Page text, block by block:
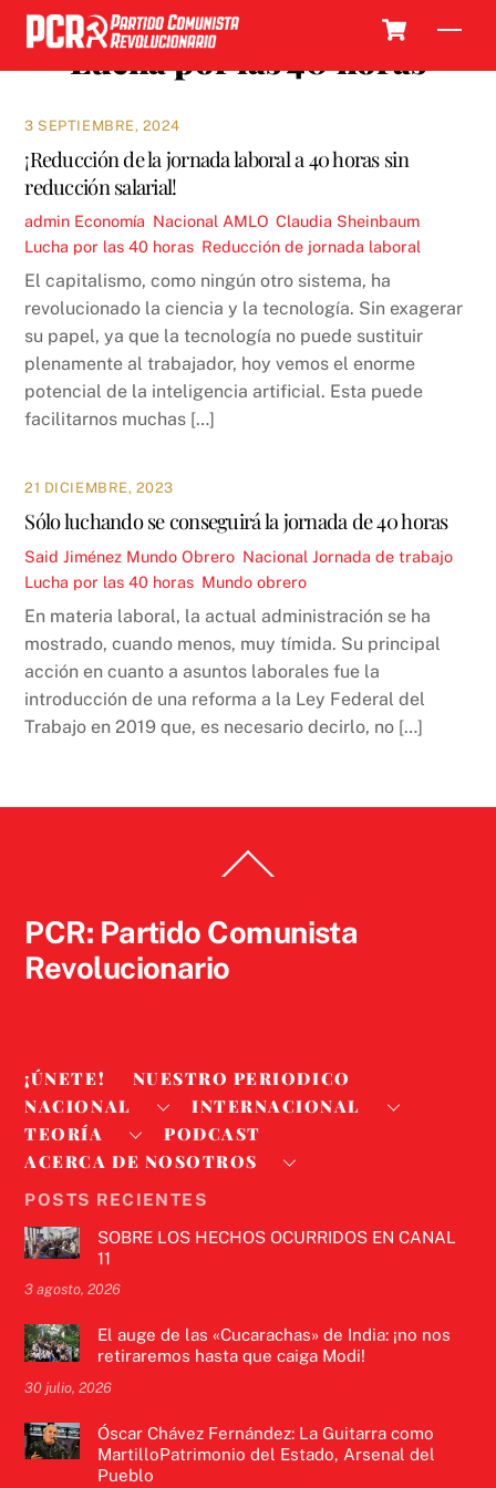
Skip
content Lucha por las 40 horas
3 SEPTIEMBRE, 2024
¡Reducción de la jornada laboral a 40 horas sin
reducción salarial!
admin Economía Nacional AMLO ,Claudia Sheinbaum
Lucha por las 40 horas Reducción de jornada laboral
El capitalismo, como ningún otro sistema, ha
revolucionado la ciencia y la tecnología. Sin exagerar
su papel, ya que la tecnología no puede sustituir
plenamente al trabajador, hoy vemos el enorme
potencial de la inteligencia artificial. Esta puede
facilitarnos muchas […]
21 DICIEMBRE, 2023
Sólo luchando se conseguirá la jornada de 40 horas
Said Jiménez Mundo Obrero Nacional Jornada de trabajo
Lucha por las 40 horas Mundo obrero
En materia laboral, la actual administración se ha
mostrado, cuando menos, muy tímida. Su principal
acción en cuanto a asuntos laborales fue la
introducción de una reforma a la Ley Federal del
Trabajo en 2019 que, es necesario decirlo, no […]
To
PCR: Partido Comunista
Revolucionario
¡ÚNETE!
NUESTRO PERIODICO
NACIONAL
INTERNACIONAL
TEORÍA
PODCAST
ACERCA DE NOSOTROS
POSTS RECIENTES
SOBRE LOS HECHOS OCURRIDOS EN CANAL
11
3 agosto, 2026
El auge de las «Cucarachas» de India: ¡no nos
retiraremos hasta que caiga Modi!
30 julio, 2026
Óscar Chávez Fernández: La Guitarra como
MartilloPatrimonio del Estado, Arsenal del
Pueblo